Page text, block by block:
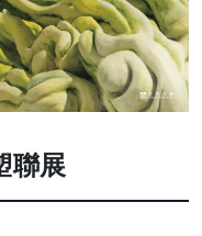
聯展